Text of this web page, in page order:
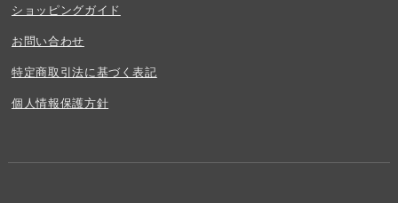
ショッピングガイド
お問い合わせ
特定商取引法に基づく表記
個人情報保護方針